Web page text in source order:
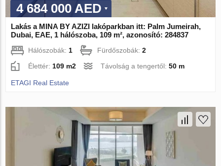
4 684 000 AED
Lakás a MINA BY AZIZI lakóparkban itt: Palm Jumeirah,
Dubai, EAE, 1 hálószoba, 109 m², azonosító: 284837
Hálószobák: 1 Fürdőszobák:2
Élettér: 109 m2 Távolság a tengertől:50 m
ETAGI Real Estate